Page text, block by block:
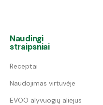
Naudingi
straipsniai
Receptai
Naudojimas virtuvėje
EVOO alyvuogių aliejus